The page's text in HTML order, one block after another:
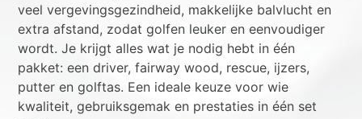
veel vergevingsgezindheid, makkelijke balvlucht en
extra afstand, zodat golfen leuker en eenvoudiger
wordt. Je krijgt alles wat je nodig hebt in één
pakket: een driver, fairway wood, rescue, ijzers,
putter en golftas. Een ideale keuze voor wie
kwaliteit, gebruiksgemak en prestaties in één set